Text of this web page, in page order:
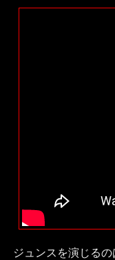
ジュンスを演じる